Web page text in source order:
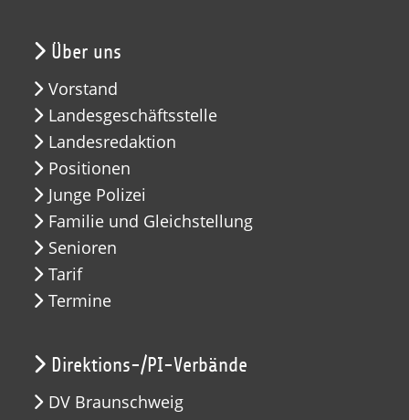
Über uns
Vorstand
Landesgeschäftsstelle
Landesredaktion
Positionen
Junge Polizei
Familie und Gleichstellung
Senioren
Tarif
Termine
Direktions-/PI-Verbände
DV Braunschweig